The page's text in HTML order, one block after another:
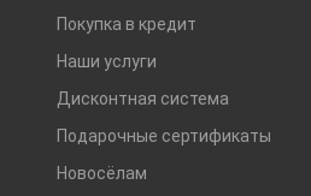
Покупка в кредит
Наши услуги
Дисконтная система
Подарочные сертификаты
Новосёлам